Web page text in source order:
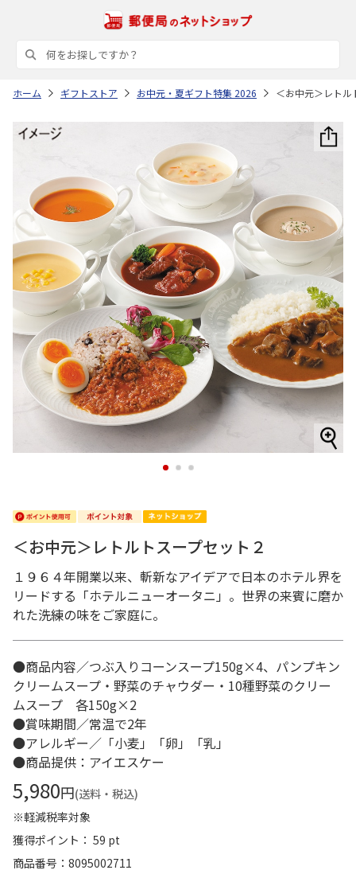
ホーム ギフトストア お中元・夏ギフト特集 2026 ＜お中元＞レトル
1 2 3
＜お中元＞レトルトスープセット２
１９６４年開業以来、斬新なアイデアで日本のホテル界を
リードする「ホテルニューオータニ」。世界の来賓に磨か
れた洗練の味をご家庭に。
●商品内容／つぶ入りコーンスープ150g×4、パンプキン
クリームスープ・野菜のチャウダー・10種野菜のクリー
ムスープ 各150g×2
●賞味期間／常温で2年
●アレルギー／「小麦」「卵」「乳」
●商品提供：アイエスケー
5,980円(送料・税込)
※軽減税率対象
獲得ポイント： 59 pt
商品番号
8095002711